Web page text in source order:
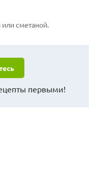
сметаной.
первыми!